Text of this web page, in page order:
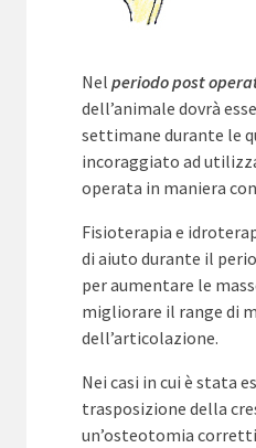
Nel periodo post
dell’animale dovrà
settimane durante le
incoraggiato ad
operata in maniera
Fisioterapia e
di aiuto durante il
per aumentare le
migliorare il range di
dell’articolazione.
Nei casi in cui è stata
trasposizione della
un’osteotomia